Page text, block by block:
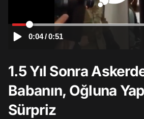
0:04/0:51
1.5 Yıl Sonra
Babanın, Oğluna
Sürpriz